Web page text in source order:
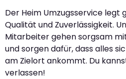
Der Heim Umzugsservice legt
Qualität und Zuverlässigkeit.
Mitarbeiter gehen sorgsam
und sorgen dafür, dass alles
am Zielort ankommt. Du
verlassen!